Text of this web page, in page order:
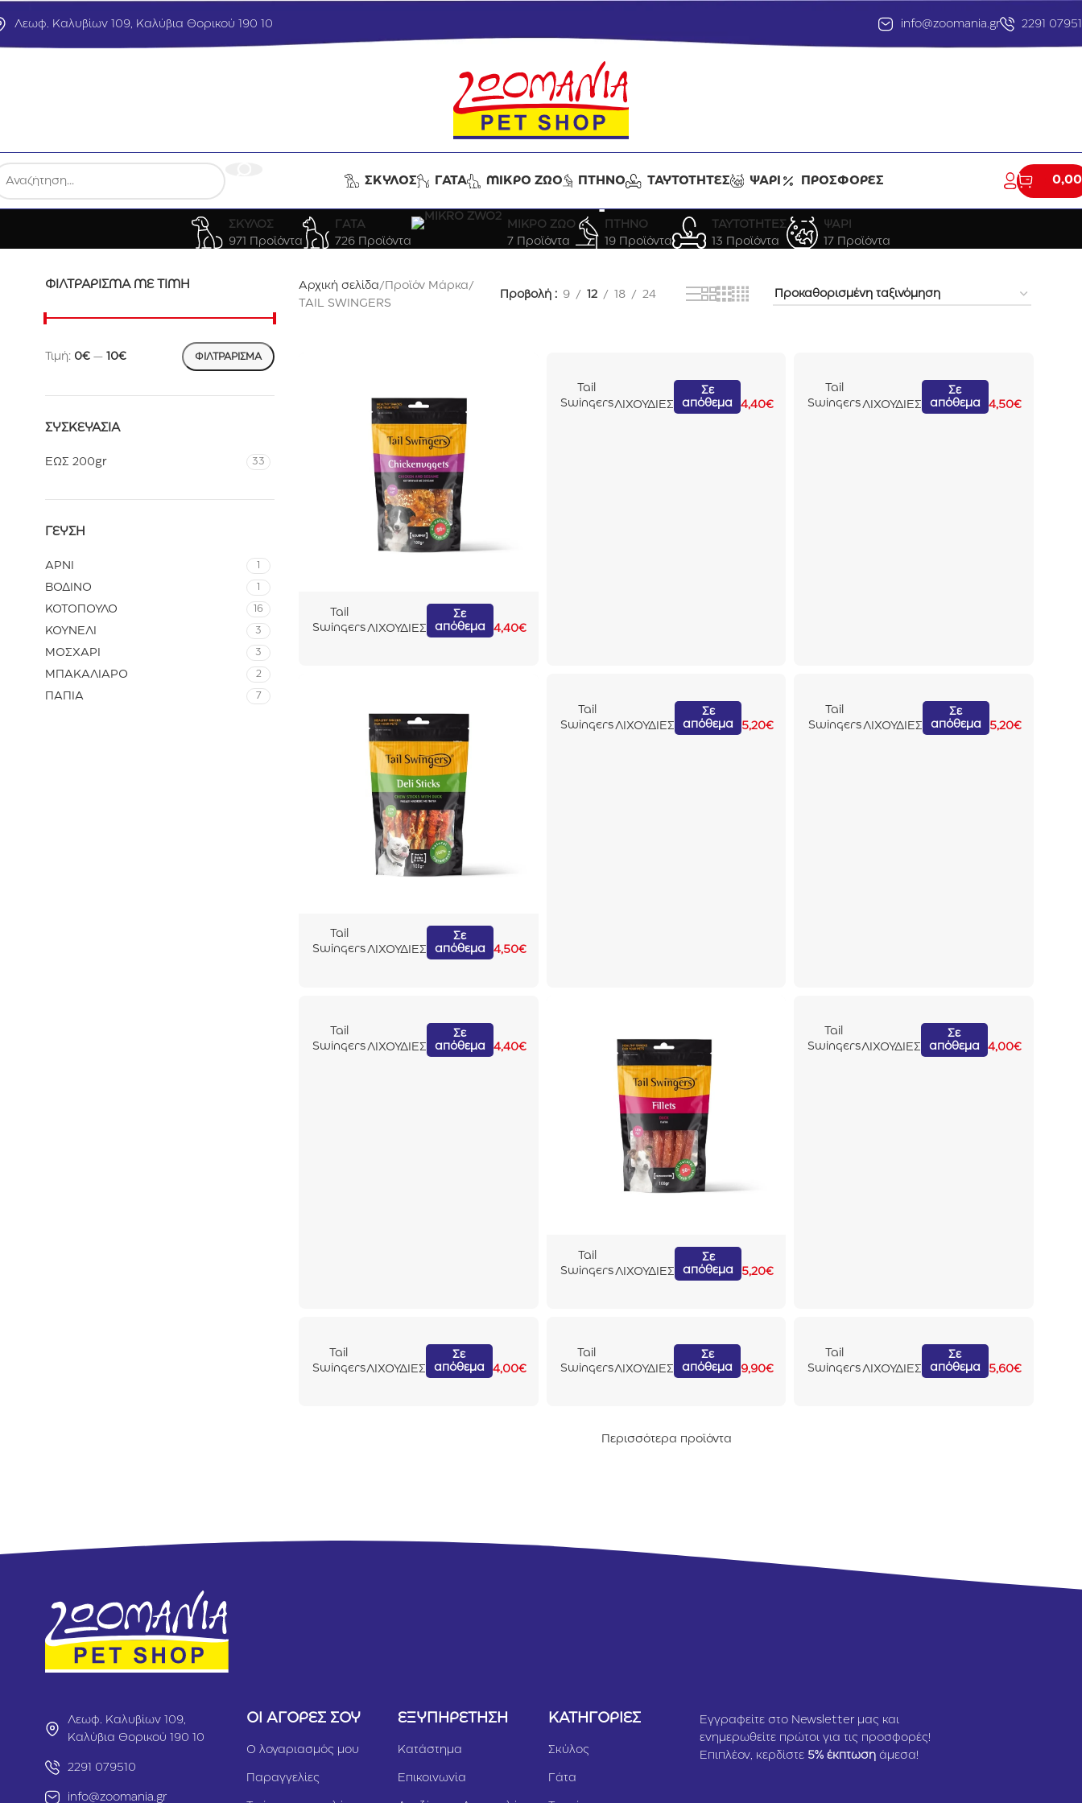
Λεωφ. Καλυβίων 109, Καλύβια Θορικού 190 10 info@zoomania.gr 2291
ΣΚΥΛΟΣ ΓΑΤΑ ΜΙΚΡΟ ΖΩΟ ΠΤΗΝΟ ΤΑΥΤΟΤΗΤΕΣ ΨΑΡΙ ΠΡΟΣΦΟΡΕΣ 0,00
TAIL SWINGERS
ΣΚΥΛΟΣ
971 Προϊόντα
ΓΑΤΑ
726 Προϊόντα
ΜΙΚΡΟ ΖΩΟ
7 Προϊόντα
ΠΤΗΝΟ
19 Προϊόντα
ΤΑΥΤΟΤΗΤΕΣ
13 Προϊόντα
ΨΑΡΙ
17 Προϊόντα
ΦΙΛΤΡΆΡΙΣΜΑ ΜΕ ΤΙΜΉ
ΦΙΛΤΡΆΡΙΣΜΑ
Τιμή: 0€ — 10€
ΣΥΣΚΕΥΑΣΊΑ
ΕΩΣ 200gr 33
ΓΕΎΣΗ
ΑΡΝΙ
ΒΟΔΙΝΟ
ΚΟΤΟΠΟΥΛΟ 16
ΚΟΥΝΕΛΙ 3
ΜΟΣΧΑΡΙ 3
ΜΠΑΚΑΛΙΑΡΟ 2
ΠΑΠΙΑ 7
Αρχική σελίδα
Προϊόν Μάρκα
TAIL SWINGERS
Προβολή 9 12 18 24
Tail
Swingers ΛΙΧΟΥΔΙΕΣ
Σε
απόθεμα
4,40€
Tail
Swingers ΛΙΧΟΥΔΙΕΣ
Σε
απόθεμα
4,40€
Tail
Swingers ΛΙΧΟΥΔΙΕΣ
Σε
απόθεμα
4,50€
Tail
Swingers ΛΙΧΟΥΔΙΕΣ
Σε
απόθεμα
4,50€
Tail
Swingers ΛΙΧΟΥΔΙΕΣ
Σε
απόθεμα
5,20€
Tail
Swingers ΛΙΧΟΥΔΙΕΣ
Σε
απόθεμα
5,20€
Tail
Swingers ΛΙΧΟΥΔΙΕΣ
Σε
απόθεμα
4,40€
Tail
Swingers ΛΙΧΟΥΔΙΕΣ
Σε
απόθεμα
5,20€
Tail
Swingers ΛΙΧΟΥΔΙΕΣ
Σε
απόθεμα
4,00€
Tail
SwingersΛΙΧΟΥΔΙΕΣ
Σε
απόθεμα
4,00€
Tail
Swingers ΛΙΧΟΥΔΙΕΣ
Σε
απόθεμα
9,90€
Tail
Swingers ΛΙΧΟΥΔΙΕΣ
Σε
απόθεμα
5,60€
Περισσότερα προϊόντα
Λεωφ. Καλυβίων 109,
Καλύβια Θορικού 190 10
2291 079510
info@zoomania.gr
ΟΙ ΑΓΟΡΕΣ ΣΟΥ
Ο λογαριασμός μου
Παραγγελίες
ΕΞΥΠΗΡΕΤΗΣΗ
Κατάστημα
Επικοινωνία
ΚΑΤΗΓΟΡΙΕΣ
Σκύλος
Γάτα
Εγγραφείτε στο Newsletter μας και
ενημερωθείτε πρώτοι για τις προσφορές!
Επιπλέον, κερδίστε 5% έκπτωση άμεσα!